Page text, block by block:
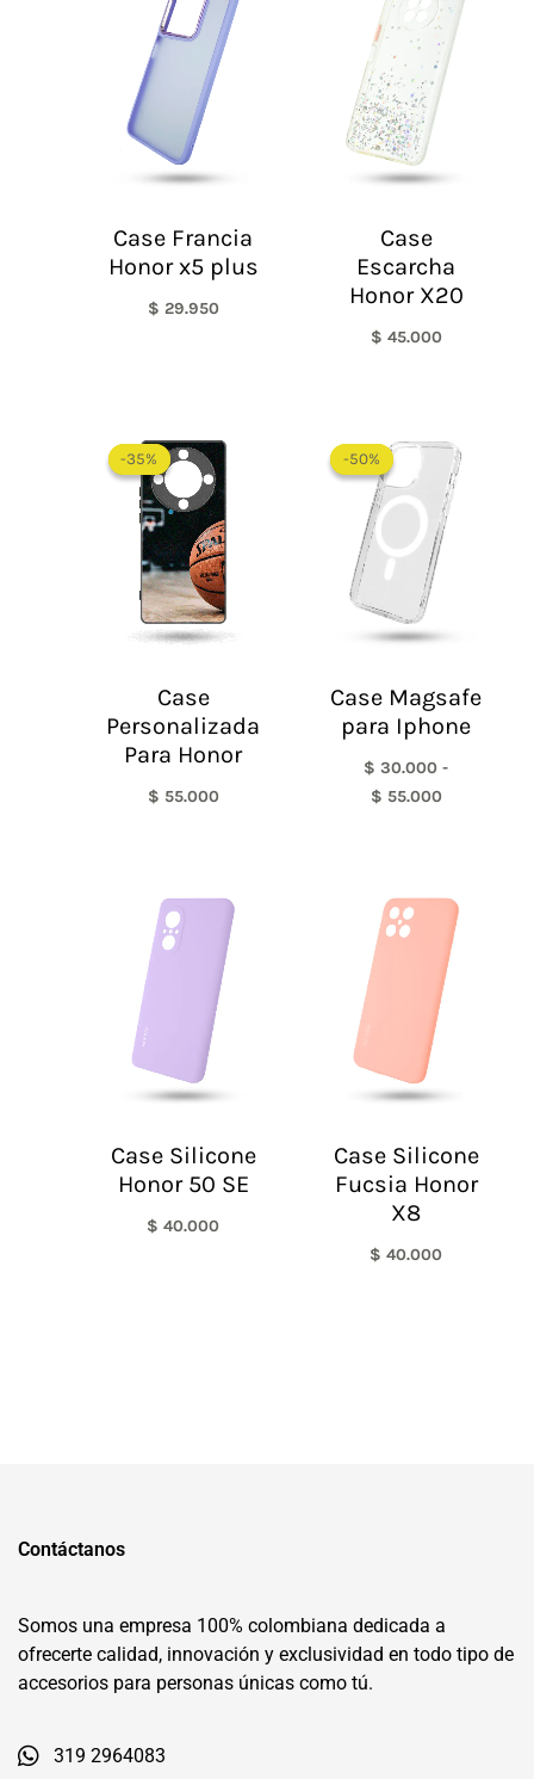
Case Francia
Honor x5 plus
$ 29.950
Case
Escarcha
Honor X20
$ 45.000
-35%
-35%
Case
Personalizada
Para Honor
$ 55.000
-50%
-50%
Case Magsafe
para Iphone
$ 30.000 -
$ 55.000
de
precios:
desde
$ 30.000
hasta
Case Silicone
Honor 50 SE
$ 40.000
Case Silicone
Fucsia Honor
X8
$ 40.000
Contáctanos
Somos una empresa 100% colombiana dedicada a
ofrecerte calidad, innovación y exclusividad en todo tipo de
accesorios para personas únicas como tú.
319 2964083